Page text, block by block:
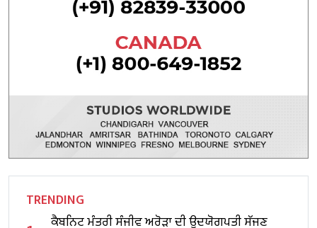
TRENDING
ਕੈਬਨਿਟ ਮੰਤਰੀ ਸੰਜੀਵ ਅਰੋੜਾ ਦੀ ਉਦਯੋਗਪਤੀ ਸੱਜਣ